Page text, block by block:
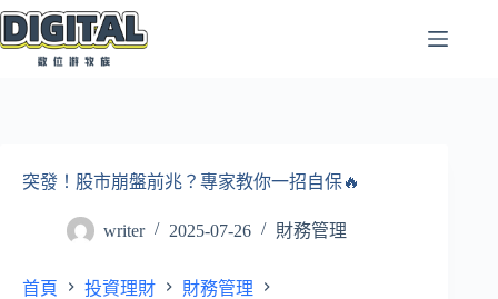
跳
至
突發！股市崩盤前兆？專家教你一招自保🔥
writer 2025-07-26 財務管理
首頁 投資理財
財務管理